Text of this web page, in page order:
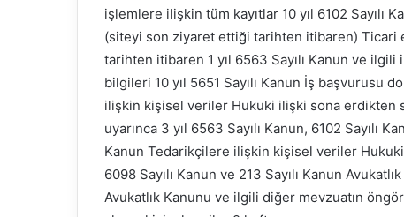
işlemlere ilişkin tüm kayıtlar 10 yıl 6102 Sayılı
(siteyi son ziyaret ettiği tarihten itibaren) Ticari
tarihten itibaren 1 yıl 6563 Sayılı Kanun ve
bilgileri 10 yıl 5651 Sayılı Kanun İş başvurusu
ilişkin kişisel veriler Hukuki ilişki sona erdikten
uyarınca 3 yıl 6563 Sayılı Kanun, 6102 Sayılı
Kanun Tedarikçilere ilişkin kişisel veriler Hukuki
6098 Sayılı Kanun ve 213 Sayılı Kanun
Avukatlık Kanunu ve ilgili diğer mevzuatın